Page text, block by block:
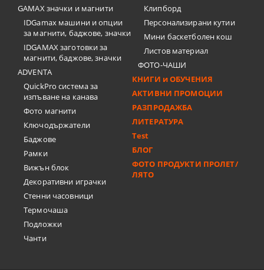
GAMAX значки и магнити
IDGamax машини и опции
за магнити, баджове, значки
IDGAMAX заготовки за
магнити, баджове, значки
ADVENTA
QuickPro система за
изпъване на канава
Фото магнити
Ключодържатели
Баджове
Рамки
Вижън блок
Декоративни играчки
Стенни часовници
Термочашa
Подложки
Чанти
Клипборд
Персонализирани кутии
Мини баскетболен кош
Листов материал
ФОТО-ЧАШИ
КНИГИ и ОБУЧЕНИЯ
АКТИВНИ ПРОМОЦИИ
РАЗПРОДАЖБА
ЛИТЕРАТУРА
Test
БЛОГ
ФОТО ПРОДУКТИ ПРОЛЕТ/
ЛЯТО